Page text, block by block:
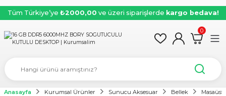
Tüm Türkiye’ye ₺2000,00 ve üzeri siparişlerde kargo bedava!
0
Anasayfa Kurumsal Ürünler Sunucu Aksesuar Bellek